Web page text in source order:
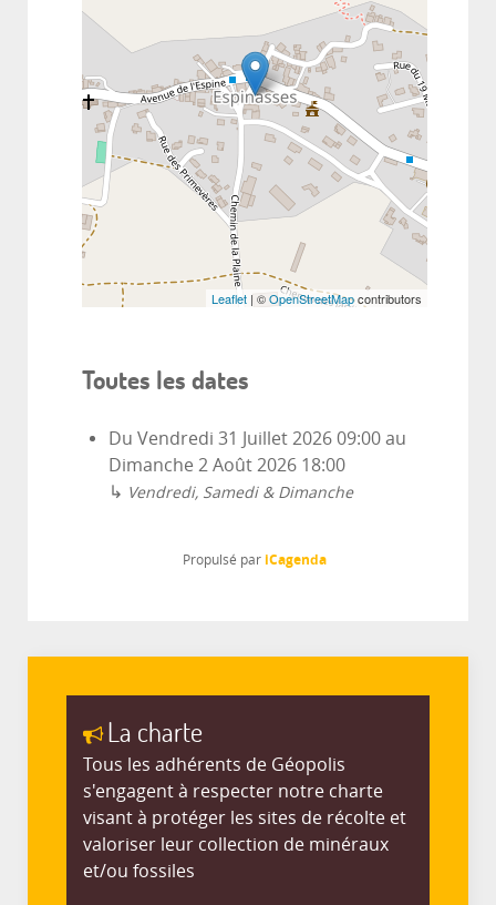
Leaflet | ©OpenStreetMapcontributors
Toutes les dates
Du Vendredi 31 Juillet 2026 09:00 au
Dimanche 2 Août 2026 18:00
↳ Vendredi, Samedi & Dimanche
Propulsé par iCagenda
La charte
Tous les adhérents de Géopolis
s'engagent à respecter notre charte
visant à protéger les sites de récolte et
valoriser leur collection de minéraux
et/ou fossiles